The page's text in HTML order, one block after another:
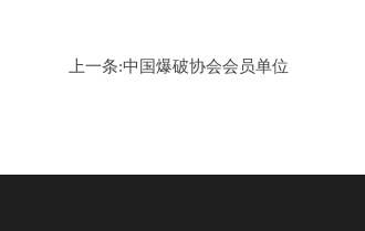
上一条:中国爆破协会​会员单位